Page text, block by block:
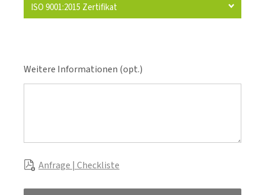
ISO 9001:2015 Zertifikat
Weitere Informationen (opt.)
Anfrage | Checkliste